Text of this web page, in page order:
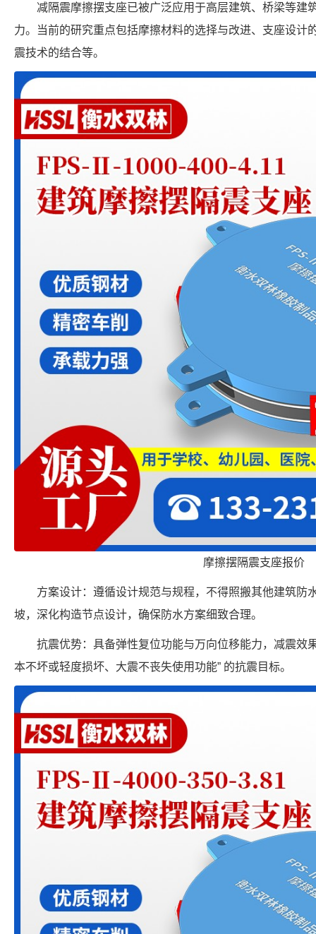
减隔震摩擦摆支座已被广泛应用于高层建筑、桥梁等建
力。当前的研究重点包括摩擦材料的选择与改进、支座设计
震技术的结合等。
摩擦摆隔震支座报价
方案设计：遵循设计规范与规程，不得照搬其他建筑防
坡，深化构造节点设计，确保防水方案细致合理。
抗震优势：具备弹性复位功能与万向位移能力，减震效
本不坏或轻度损坏、大震不丧失使用功能” 的抗震目标。